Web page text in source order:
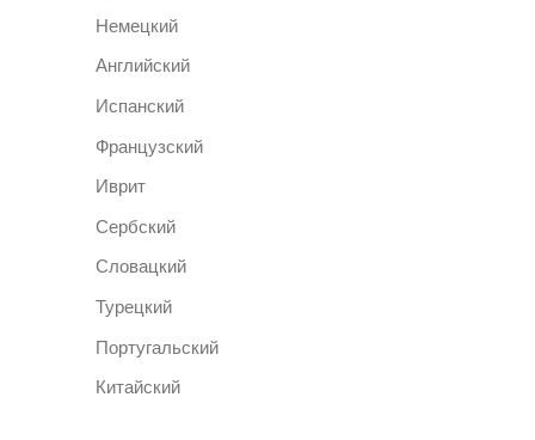
Немецкий
Английский
Испанский
Французский
Иврит
Сербский
Словацкий
Турецкий
Португальский
Китайский